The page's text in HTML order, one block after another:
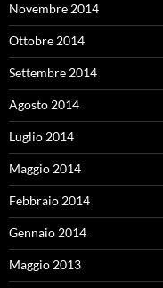
Novembre 2014
Ottobre 2014
Settembre 2014
Agosto 2014
Luglio 2014
Maggio 2014
Febbraio 2014
Gennaio 2014
Maggio 2013